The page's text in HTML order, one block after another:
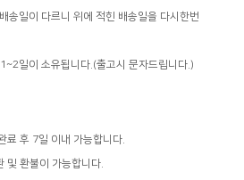
송일이 다르니 위에 적힌 배송일을 다시한번
일이 소유됩니다.(출고시 문자드립니다.)
료 후 7일 이내 가능합니다.
및 환불이 가능합니다.